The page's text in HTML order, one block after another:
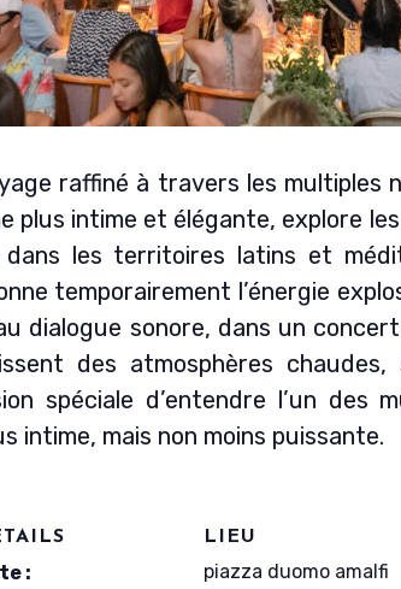
raffiné à travers les multiples
intime et élégante, explore
les territoires latins et
temporairement l’énergie
dialogue sonore, dans un
des atmosphères chaudes,
spéciale d’entendre l’un des
intime, mais non moins puissante.
:
LIEU
piazza duomo amalfi